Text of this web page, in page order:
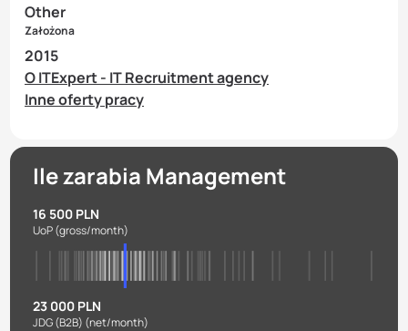
Other
Założona
2015
O ITExpert - IT Recruitment agency
Inne oferty pracy
Ile zarabia Management
16 500 PLN
UoP(gross/month)
23 000 PLN
JDG (B2B) (net/month)